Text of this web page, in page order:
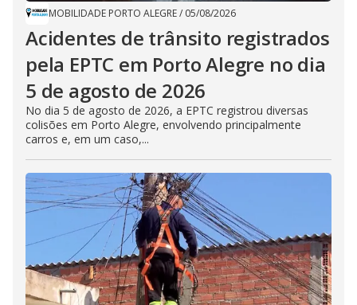
MOBILIDADE PORTO ALEGRE/ 05/08/2026
Acidentes de trânsito registrados
pela EPTC em Porto Alegre no dia
5 de agosto de 2026
No dia 5 de agosto de 2026, a EPTC registrou diversas
colisões em Porto Alegre, envolvendo principalmente
carros e, em um caso,...